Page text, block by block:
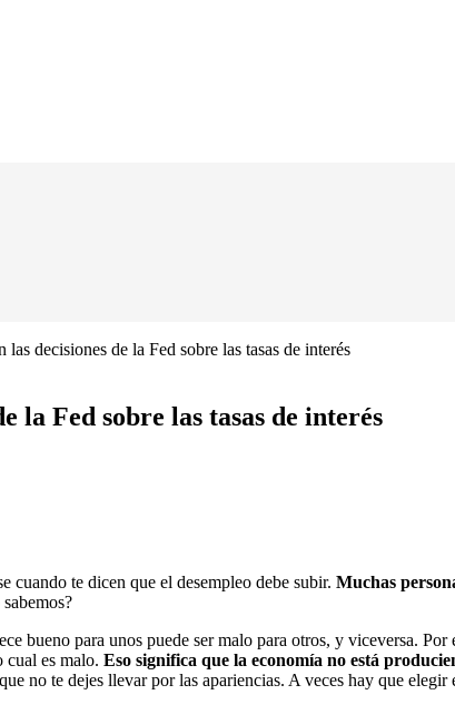
decisiones de la Fed sobre las tasas de interés
la Fed sobre las tasas de interés
cuando te dicen que el desempleo debe subir. Muchas
bueno para unos puede ser malo para otros, y viceversa.
cual es malo. Eso significa que la economía no está
no te dejes llevar por las apariencias. A veces hay que